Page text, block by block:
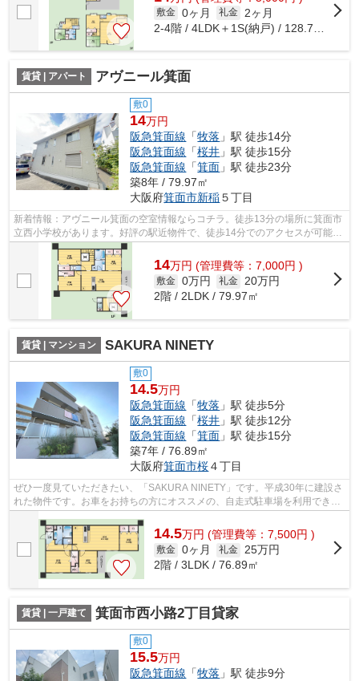
敷金 0ヶ月 礼金
2ヶ月
賃貸 | アパート アヴニール箕面
敷0
14万円
阪急箕面線 「牧落 」駅 徒歩14分
阪急箕面線 「桜井 」駅 徒歩15分
阪急箕面線 「箕面 」駅 徒歩23分
築8年 / 79.97㎡
大阪府箕面市新稲５丁目
新着情報：アヴニール箕面の空室情報ならコチラ。徒歩13分の場所に箕面市
立西小学校があります。好評の駅近物件で、徒歩14分でのアクセスが可能で
す。2駅利用できる場所にあり、行き先...
14万円 (管理費等：7,000円 )
敷金 0万円 礼金 20万円
2階 / 2LDK / 79.97㎡
賃貸 | マンション SAKURA NINETY
敷0
14.5万円
阪急箕面線 「牧落 」駅 徒歩5分
阪急箕面線 「桜井 」駅 徒歩12分
阪急箕面線 「箕面 」駅 徒歩15分
築7年 / 76.89㎡
大阪府箕面市桜４丁目
ぜひ一度見ていただきたい、「SAKURA NINETY」です。平成30年に建設さ
れた物件です。お車をお持ちの方にオススメの、自走式駐車場を利用できる
物件です。短時間でごみ出しを終えられる...
14.5万円 (管理費等：7,500円 )
敷金 0ヶ月 礼金
25万円
2階 / 3LDK / 76.89㎡
賃貸 | 一戸建て 箕面市西小路2丁目貸家
敷0
15.5万円
阪急箕面線 「牧落 」駅 徒歩9分